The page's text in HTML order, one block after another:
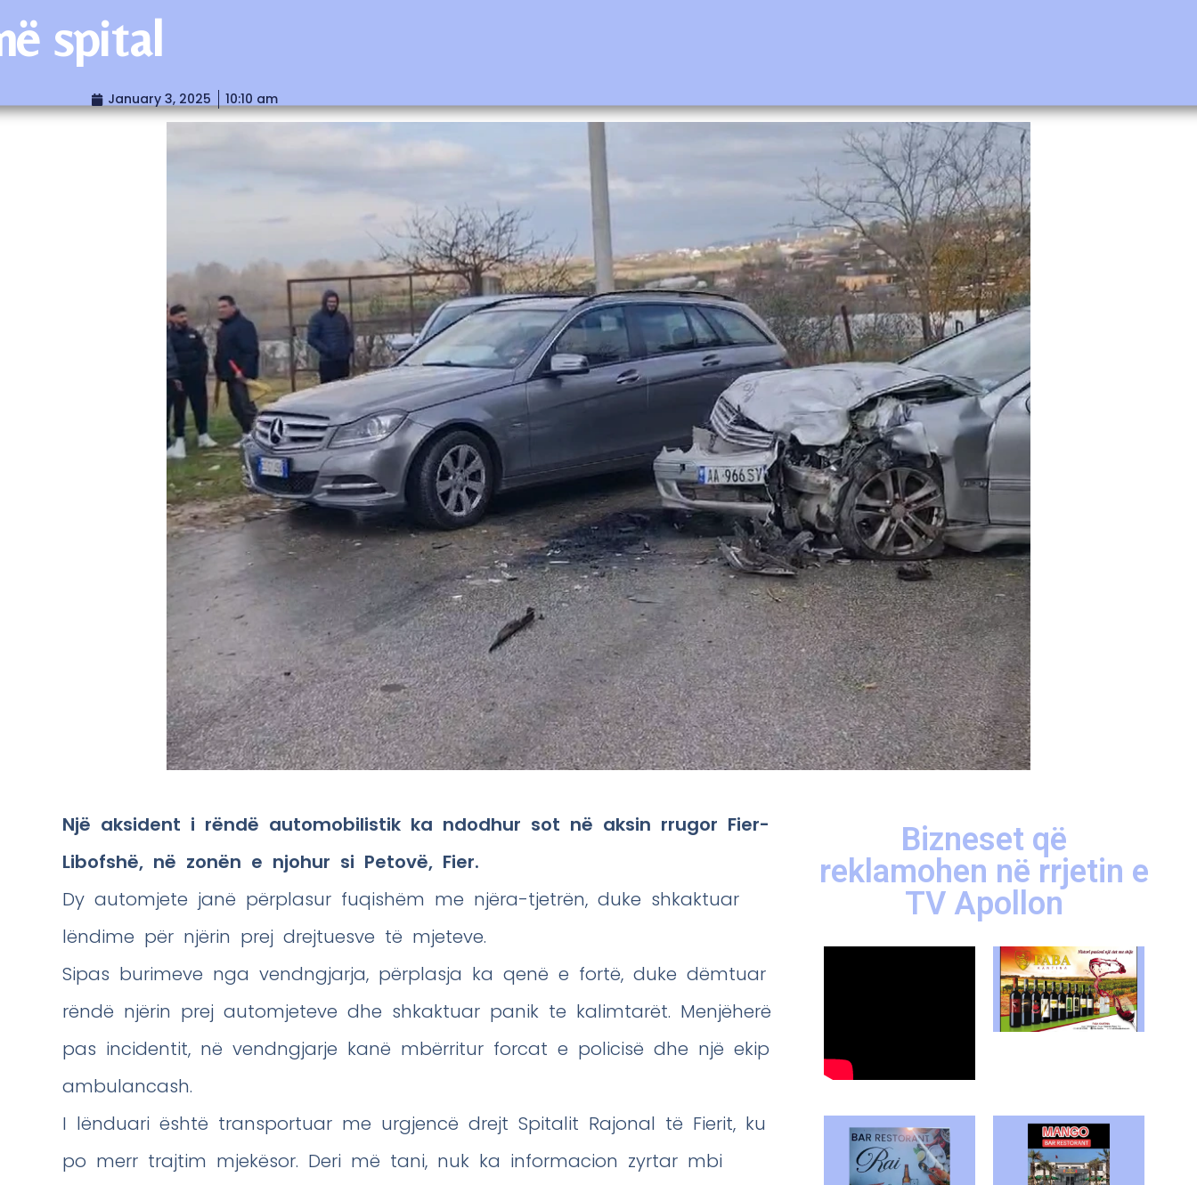
spital
January 3, 2025 10:10 am
Një aksident i rëndë automobilistik ka ndodhur sot në aksin rrugor Fier-
Libofshë, në zonën e njohur si Petovë, Fier.
Dy automjete janë përplasur fuqishëm me njëra-tjetrën, duke shkaktuar
lëndime për njërin prej drejtuesve të mjeteve.
Sipas burimeve nga vendngjarja, përplasja ka qenë e fortë, duke dëmtuar
rëndë njërin prej automjeteve dhe shkaktuar panik te kalimtarët. Menjëherë
pas incidentit, në vendngjarje kanë mbërritur forcat e policisë dhe një ekip
ambulancash.
I lënduari është transportuar me urgjencë drejt Spitalit Rajonal të Fierit, ku
po merr trajtim mjekësor. Deri më tani, nuk ka informacion zyrtar mbi
Bizneset që
reklamohen në rrjetin e
TV Apollon